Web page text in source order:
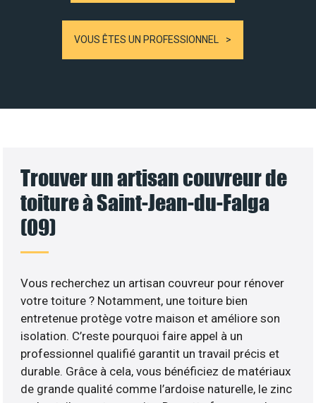
VOUS ÊTES UN PROFESSIONNEL
Trouver un artisan couvreur de
toiture à Saint-Jean-du-Falga
(09)
Vous recherchez un artisan couvreur pour rénover
votre toiture ? Notamment, une toiture bien
entretenue protège votre maison et améliore son
isolation. C’reste pourquoi faire appel à un
professionnel qualifié garantit un travail précis et
durable. Grâce à cela, vous bénéficiez de matériaux
de grande qualité comme l’ardoise naturelle, le zinc